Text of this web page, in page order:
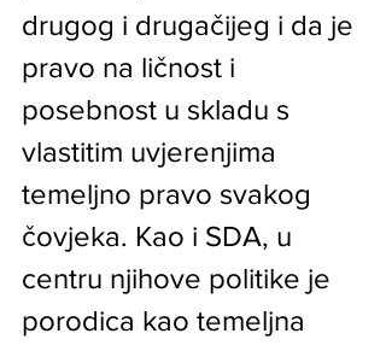
drugog i drugačijeg i da je
pravo na ličnost i
posebnost u skladu s
vlastitim uvjerenjima
temeljno pravo svakog
čovjeka. Kao i SDA, u
centru njihove politike je
porodica kao temeljna